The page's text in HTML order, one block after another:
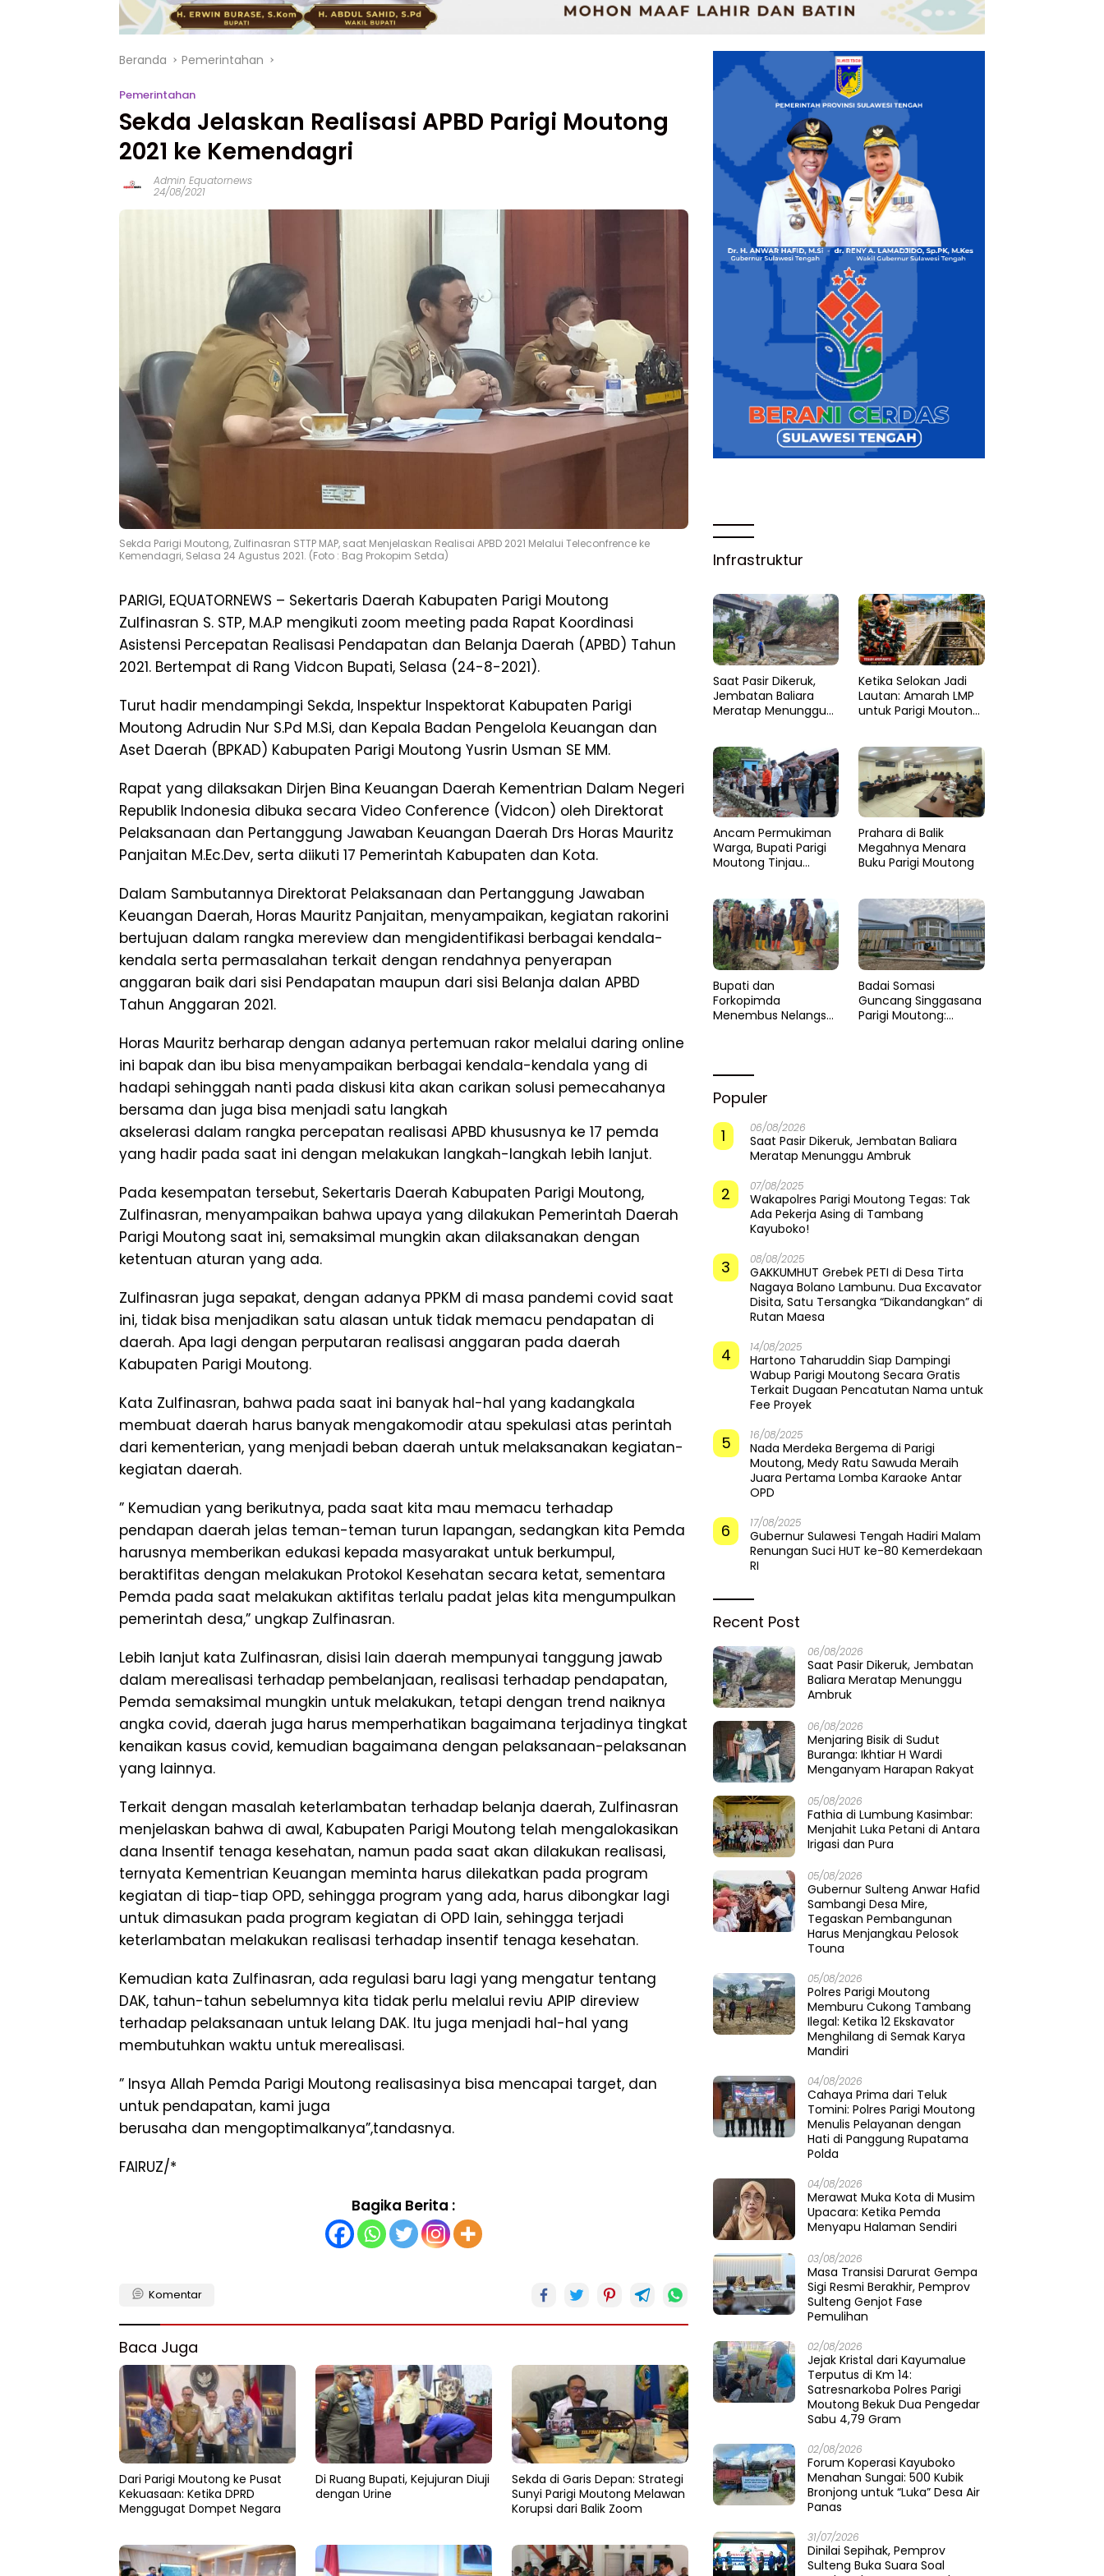
Beranda Pemerintahan
Pemerintahan
Sekda Jelaskan Realisasi APBD Parigi Moutong
2021 ke Kemendagri
Admin Equatornews
24/08/2021
Sekda Parigi Moutong, Zulfinasran STTP MAP, saat Menjelaskan Realisai APBD 2021 Melalui Teleconfrence ke
Kemendagri, Selasa 24 Agustus 2021. (Foto : Bag Prokopim Setda)
PARIGI, EQUATORNEWS – Sekertaris Daerah Kabupaten Parigi Moutong
Zulfinasran S. STP, M.A.P mengikuti zoom meeting pada Rapat Koordinasi
Asistensi Percepatan Realisasi Pendapatan dan Belanja Daerah (APBD) Tahun
2021. Bertempat di Rang Vidcon Bupati, Selasa (24-8-2021).
Turut hadir mendampingi Sekda, Inspektur Inspektorat Kabupaten Parigi
Moutong Adrudin Nur S.Pd M.Si, dan Kepala Badan Pengelola Keuangan dan
Aset Daerah (BPKAD) Kabupaten Parigi Moutong Yusrin Usman SE MM.
Rapat yang dilaksakan Dirjen Bina Keuangan Daerah Kementrian Dalam Negeri
Republik Indonesia dibuka secara Video Conference (Vidcon) oleh Direktorat
Pelaksanaan dan Pertanggung Jawaban Keuangan Daerah Drs Horas Mauritz
Panjaitan M.Ec.Dev, serta diikuti 17 Pemerintah Kabupaten dan Kota.
Dalam Sambutannya Direktorat Pelaksanaan dan Pertanggung Jawaban
Keuangan Daerah, Horas Mauritz Panjaitan, menyampaikan, kegiatan rakorini
bertujuan dalam rangka mereview dan mengidentifikasi berbagai kendala-
kendala serta permasalahan terkait dengan rendahnya penyerapan
anggaran baik dari sisi Pendapatan maupun dari sisi Belanja dalan APBD
Tahun Anggaran 2021.
Horas Mauritz berharap dengan adanya pertemuan rakor melalui daring online
ini bapak dan ibu bisa menyampaikan berbagai kendala-kendala yang di
hadapi sehinggah nanti pada diskusi kita akan carikan solusi pemecahanya
bersama dan juga bisa menjadi satu langkah
akselerasi dalam rangka percepatan realisasi APBD khususnya ke 17 pemda
yang hadir pada saat ini dengan melakukan langkah-langkah lebih lanjut.
Pada kesempatan tersebut, Sekertaris Daerah Kabupaten Parigi Moutong,
Zulfinasran, menyampaikan bahwa upaya yang dilakukan Pemerintah Daerah
Parigi Moutong saat ini, semaksimal mungkin akan dilaksanakan dengan
ketentuan aturan yang ada.
Zulfinasran juga sepakat, dengan adanya PPKM di masa pandemi covid saat
ini, tidak bisa menjadikan satu alasan untuk tidak memacu pendapatan di
daerah. Apa lagi dengan perputaran realisasi anggaran pada daerah
Kabupaten Parigi Moutong.
Kata Zulfinasran, bahwa pada saat ini banyak hal-hal yang kadangkala
membuat daerah harus banyak mengakomodir atau spekulasi atas perintah
dari kementerian, yang menjadi beban daerah untuk melaksanakan kegiatan-
kegiatan daerah.
” Kemudian yang berikutnya, pada saat kita mau memacu terhadap
pendapan daerah jelas teman-teman turun lapangan, sedangkan kita Pemda
harusnya memberikan edukasi kepada masyarakat untuk berkumpul,
beraktifitas dengan melakukan Protokol Kesehatan secara ketat, sementara
Pemda pada saat melakukan aktifitas terlalu padat jelas kita mengumpulkan
pemerintah desa,” ungkap Zulfinasran.
Lebih lanjut kata Zulfinasran, disisi lain daerah mempunyai tanggung jawab
dalam merealisasi terhadap pembelanjaan, realisasi terhadap pendapatan,
Pemda semaksimal mungkin untuk melakukan, tetapi dengan trend naiknya
angka covid, daerah juga harus memperhatikan bagaimana terjadinya tingkat
kenaikan kasus covid, kemudian bagaimana dengan pelaksanaan-pelaksanan
yang lainnya.
Terkait dengan masalah keterlambatan terhadap belanja daerah, Zulfinasran
menjelaskan bahwa di awal, Kabupaten Parigi Moutong telah mengalokasikan
dana Insentif tenaga kesehatan, namun pada saat akan dilakukan realisasi,
ternyata Kementrian Keuangan meminta harus dilekatkan pada program
kegiatan di tiap-tiap OPD, sehingga program yang ada, harus dibongkar lagi
untuk dimasukan pada program kegiatan di OPD lain, sehingga terjadi
keterlambatan melakukan realisasi terhadap insentif tenaga kesehatan.
Kemudian kata Zulfinasran, ada regulasi baru lagi yang mengatur tentang
DAK, tahun-tahun sebelumnya kita tidak perlu melalui reviu APIP direview
terhadap pelaksanaan untuk lelang DAK. Itu juga menjadi hal-hal yang
membutuhkan waktu untuk merealisasi.
” Insya Allah Pemda Parigi Moutong realisasinya bisa mencapai target, dan
untuk pendapatan, kami juga
berusaha dan mengoptimalkanya”,tandasnya.
FAIRUZ/*
Bagika Berita :
Komentar
Baca Juga
Dari Parigi Moutong ke Pusat
Kekuasaan: Ketika DPRD
Menggugat Dompet Negara
Di Ruang Bupati, Kejujuran Diuji
dengan Urine
Sekda di Garis Depan: Strategi
Sunyi Parigi Moutong Melawan
Korupsi dari Balik Zoom
Infrastruktur
Saat Pasir Dikeruk,
Jembatan Baliara
Meratap Menunggu
Ketika Selokan Jadi
Lautan: Amarah LMP
untuk Parigi Moutong
Ancam Permukiman
Warga, Bupati Parigi
Moutong Tinjau
Penanganan Cepat
Prahara di Balik
Megahnya Menara
Buku Parigi Moutong
​Bupati dan
Forkopimda
Menembus Nelangsa
Sinergi
Badai Somasi
Guncang Singgasana
Parigi Moutong:
Populer
1
06/08/2026
Saat Pasir Dikeruk, Jembatan Baliara
Meratap Menunggu Ambruk
2 07/08/2025
Wakapolres Parigi Moutong Tegas: Tak
Ada Pekerja Asing di Tambang
Kayuboko!
3 08/08/2025
GAKKUMHUT Grebek PETI di Desa Tirta
Nagaya Bolano Lambunu. Dua Excavator
Disita, Satu Tersangka “Dikandangkan” di
Rutan Maesa
4 14/08/2025
Hartono Taharuddin Siap Dampingi
Wabup Parigi Moutong Secara Gratis
Terkait Dugaan Pencatutan Nama untuk
Fee Proyek
5 16/08/2025
Nada Merdeka Bergema di Parigi
Moutong, Medy Ratu Sawuda Meraih
Juara Pertama Lomba Karaoke Antar
OPD
6 17/08/2025
Gubernur Sulawesi Tengah Hadiri Malam
Renungan Suci HUT ke-80 Kemerdekaan
RI
Recent Post
06/08/2026
Saat Pasir Dikeruk, Jembatan
Baliara Meratap Menunggu
Ambruk
06/08/2026
Menjaring Bisik di Sudut
Buranga: Ikhtiar H Wardi
Menganyam Harapan Rakyat
05/08/2026
Fathia di Lumbung Kasimbar:
Menjahit Luka Petani di Antara
Irigasi dan Pura
05/08/2026
Gubernur Sulteng Anwar Hafid
Sambangi Desa Mire,
Tegaskan Pembangunan
Harus Menjangkau Pelosok
Touna
05/08/2026
Polres Parigi Moutong
Memburu Cukong Tambang
Ilegal: Ketika 12 Ekskavator
Menghilang di Semak Karya
Mandiri
04/08/2026
Cahaya Prima dari Teluk
Tomini: Polres Parigi Moutong
Menulis Pelayanan dengan
Hati di Panggung Rupatama
Polda
04/08/2026
Merawat Muka Kota di Musim
Upacara: Ketika Pemda
Menyapu Halaman Sendiri
03/08/2026
Masa Transisi Darurat Gempa
Sigi Resmi Berakhir, Pemprov
Sulteng Genjot Fase
Pemulihan
02/08/2026
Jejak Kristal dari Kayumalue
Terputus di Km 14:
Satresnarkoba Polres Parigi
Moutong Bekuk Dua Pengedar
Sabu 4,79 Gram
02/08/2026
Forum Koperasi Kayuboko
Menahan Sungai: 500 Kubik
Bronjong untuk “Luka” Desa Air
Panas
31/07/2026
Dinilai Sepihak, Pemprov
Sulteng Buka Suara Soal